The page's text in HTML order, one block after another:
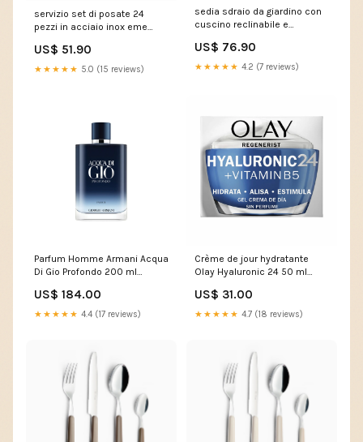
servizio set di posate 24
pezzi in acciaio inox eme
697b1ee4503a1
1706886142379-869
US$ 51.90
★★★★★ 5.0 (15 reviews)
sedia sdraio da giardino con
cuscino reclinabile e
tessuto oxford beige
69807c198a928
US$ 76.90
★★★★★ 4.2 (7 reviews)
Parfum Homme Armani Acqua
Di Gio Profondo 200 ml
US$ 184.00
★★★★★ 4.4 (17 reviews)
Crème de jour hydratante
Olay Hyaluronic 24 50 ml
Marque_DR.JART+
US$ 31.00
★★★★★ 4.7 (18 reviews)